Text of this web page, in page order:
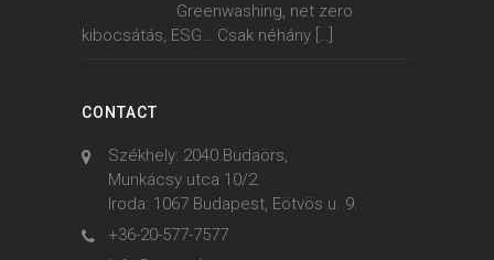
Greenwashing, net zero
kibocsátás, ESG… Csak néhány […]
CONTACT
Székhely: 2040 Budaörs,
Munkácsy utca 10/2.
Iroda: 1067 Budapest, Eötvös u. 9.
+36-20-577-7577